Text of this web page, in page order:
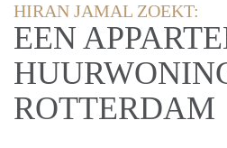
HIRAN JAMAL ZOEKT:
EEN
ROTTERDAM